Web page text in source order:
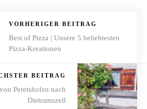
VORHERIGER BEITRAG
Best of Pizza | Unsere 5 beliebtesten
Pizza-Kreationen
BEITRAG
Peretshofen nach
Dietramszell